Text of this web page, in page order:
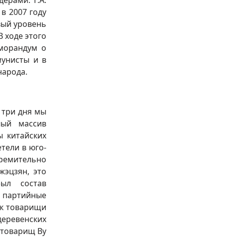
2007 году
уровень
этого
о
и в
дня мы
массив
в юго-
это
состав
товарищи
Ву